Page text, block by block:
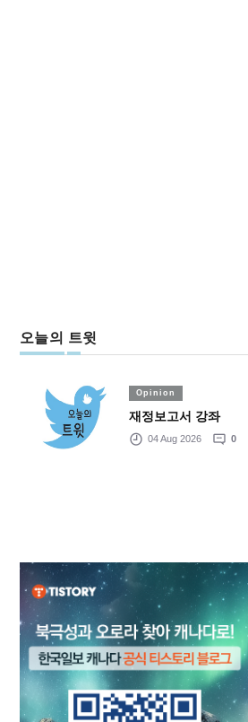
오늘의 트윗
Opinion
재정보고서 강좌
04 Aug 2026 0